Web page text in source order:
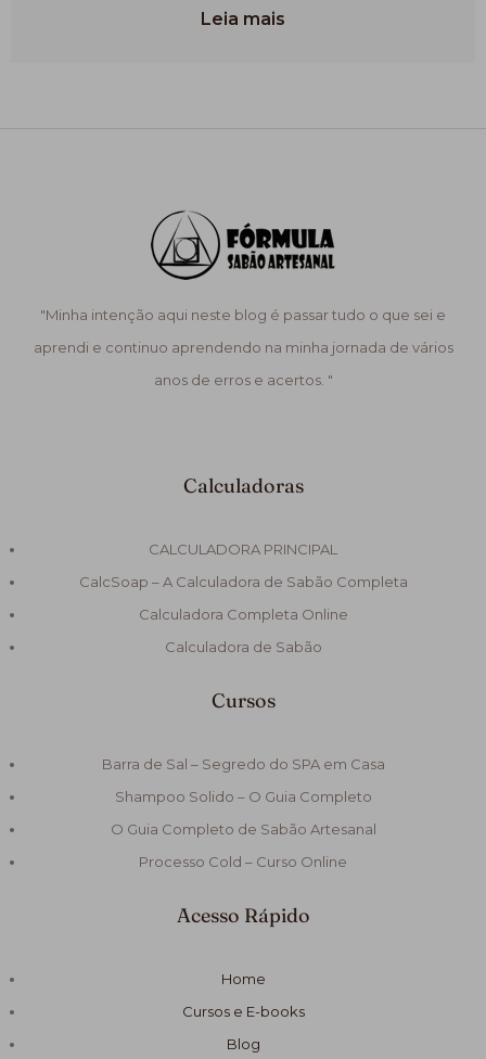
Leia mais
"Minha intenção aqui neste blog é passar tudo o que sei e
aprendi e continuo aprendendo na minha jornada de vários
anos de erros e acertos. "
Calculadoras
CALCULADORA PRINCIPAL
CalcSoap – A Calculadora de Sabão Completa
Calculadora Completa Online
Calculadora de Sabão
Cursos
Barra de Sal – Segredo do SPA em Casa
Shampoo Solido – O Guia Completo
O Guia Completo de Sabão Artesanal
Processo Cold – Curso Online
Acesso Rápido
Home
Cursos e E-books
Blog